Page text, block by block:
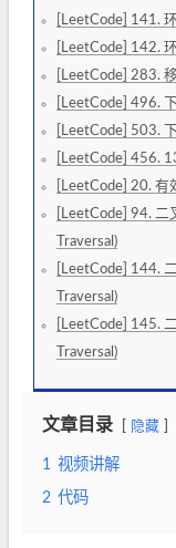
[LeetCode] 141.
[LeetCode] 142.
[LeetCode] 283.
[LeetCode] 496.
[LeetCode] 503.
[LeetCode] 456.
[LeetCode] 20. 有
[LeetCode] 94.
Traversal)
[LeetCode] 144.
Traversal)
[LeetCode] 145.
Traversal)
文章目录 隐藏
1
视频讲解
2 代码